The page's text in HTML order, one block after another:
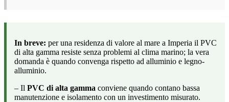
In breve: per una residenza di valore al mare a Imperia il PVC
di alta gamma resiste senza problemi al clima marino; la vera
domanda è quando convenga rispetto ad alluminio e legno-
alluminio.
– Il PVC di alta gamma conviene quando contano bassa
manutenzione e isolamento con un investimento misurato.